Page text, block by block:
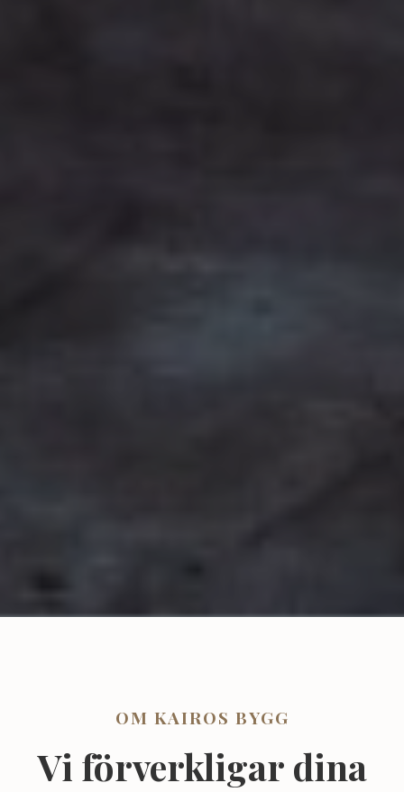
OM KAIROS BYGG
Vi förverkligar dina